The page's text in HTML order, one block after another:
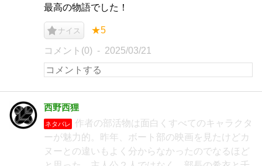
最高の物語でした！
ナイス ★5
コメント(0) 2025/03/21
西野西狸
ネタバレ
作者の部活物は面白くすべてのキャラクタ
ーが魅力的。昨年、ボート部の映画を見たけどカ
ヌーとの違いもよく分からなかったのでなるほど